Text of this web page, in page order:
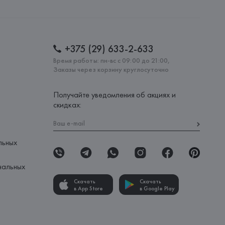
+375 (29) 633-2-633
Время работы: пн-вс с 09:00 до 21:00,
Заказы через корзину круглосуточно
Получайте уведомления об акциях и
скидках:
Скачать
в App Store
Скачать
в Google Play